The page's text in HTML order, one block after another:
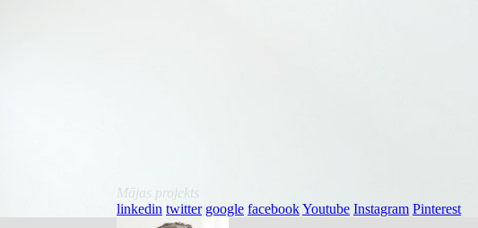
Mājas projekts
linkedin twitter google facebookYoutube Instagram Pinterest